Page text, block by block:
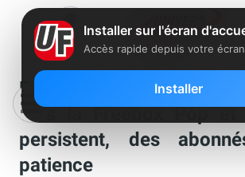
Free : les problèmes
vers la Freebox Pop et
persistent, des
patience
Installer sur l'écran
Accès rapide depuis votre
Installer